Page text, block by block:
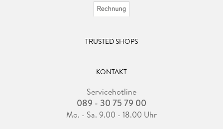
TRUSTED SHOPS
KONTAKT
Servicehotline
089 - 30 75 79 00
Mo. - Sa. 9.00 - 18.00 Uhr